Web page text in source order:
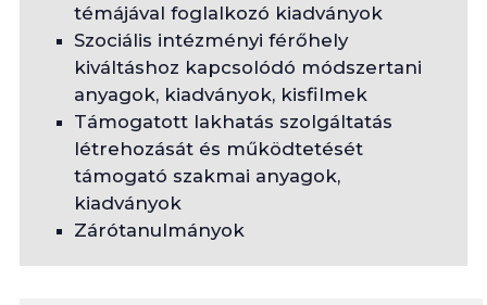
témájával foglalkozó kiadványok
Szociális intézményi férőhely
kiváltáshoz kapcsolódó módszertani
anyagok, kiadványok, kisfilmek
Támogatott lakhatás szolgáltatás
létrehozását és működtetését
támogató szakmai anyagok,
kiadványok
Zárótanulmányok